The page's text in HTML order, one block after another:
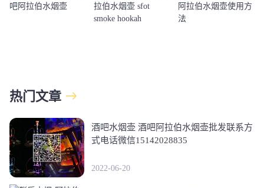
热门文章
酒吧水烟壶 酒吧阿拉伯水烟壶批发联系方
式电话微信15142028835
2022-06-20